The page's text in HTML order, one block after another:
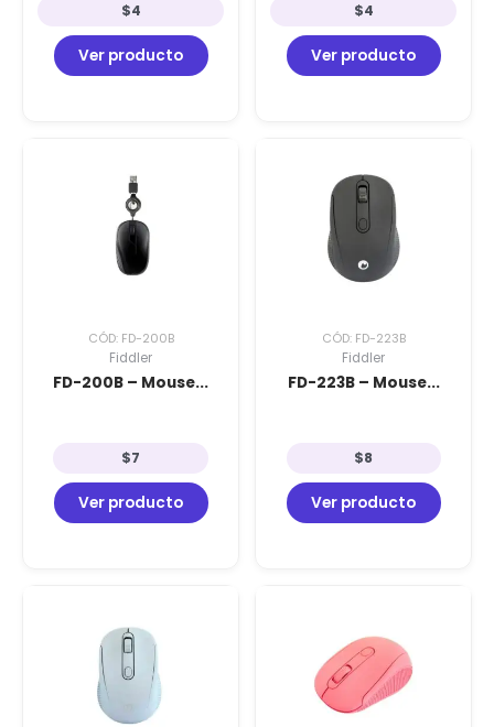
$4
Ver producto
$4
Ver producto
CÓD: FD-200B
Fiddler
FD-200B – Mouse...
$7
Ver producto
CÓD: FD-223B
Fiddler
FD-223B – Mouse...
$8
Ver producto